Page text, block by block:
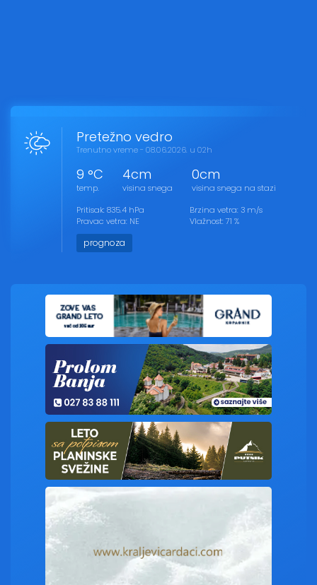
Pretežno vedro
Trenutno vreme - 08.06.2026. u 02h
9 °C
temp.
4cm
visina snega
0cm
visina snega na stazi
Pritisak: 835.4 hPa
Pravac vetra: NE
Brzina vetra: 3 m/s
Vlažnost: 71 %
prognoza